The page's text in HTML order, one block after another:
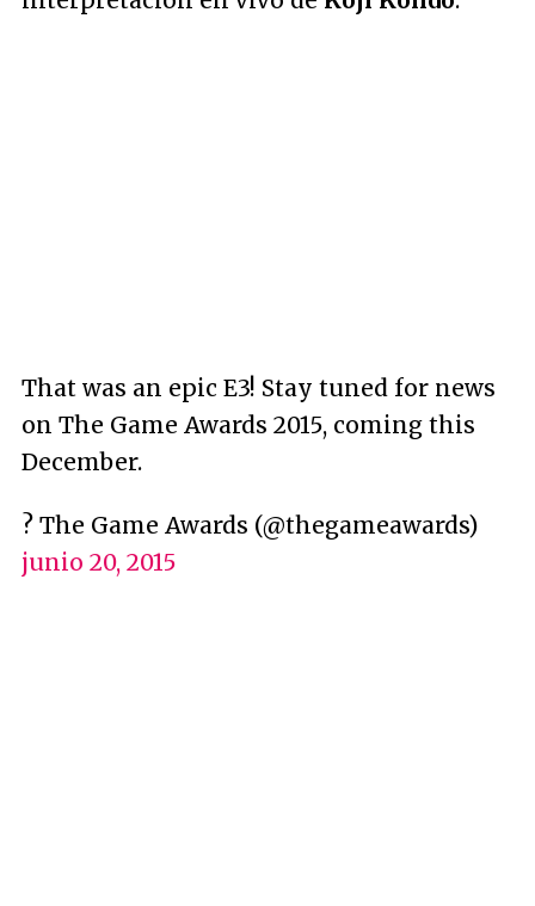
That was an epic E3! Stay tuned for news
on The Game Awards 2015, coming this
December.
? The Game Awards (@thegameawards)
junio 20, 2015